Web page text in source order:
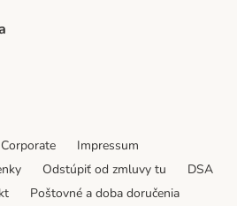
Security
Impressum
Odstúpiť od zmluvy tu
DSA
Poštovné a doba doručenia